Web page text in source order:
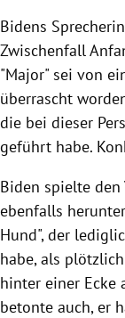
Bidens
Zwischenfall
"Major" sei von
überrascht
die bei dieser
geführt habe.
Biden spielte
ebenfalls
Hund", der
habe, als
hinter einer Ecke
betonte auch, er